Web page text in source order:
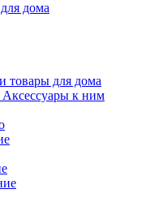
дома
товары для дома
к ним